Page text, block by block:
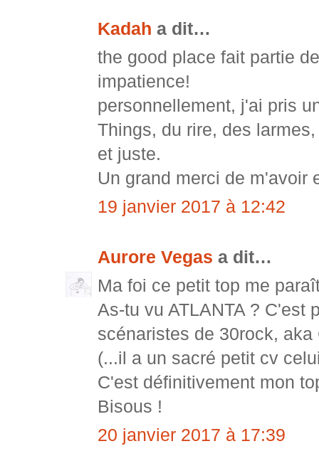
Kadah a dit…
the good place fait partie
impatience!
personnellement, j'ai pris
Things, du rire, des
et juste.
Un grand merci de m'avoir
19 janvier 2017 à 12:42
Aurore Vegas a dit…
Ma foi ce petit top me
As-tu vu ATLANTA ? C'est
scénaristes de 30rock,
(...il a un sacré petit cv
C'est définitivement mon
Bisous !
20 janvier 2017 à 17:39